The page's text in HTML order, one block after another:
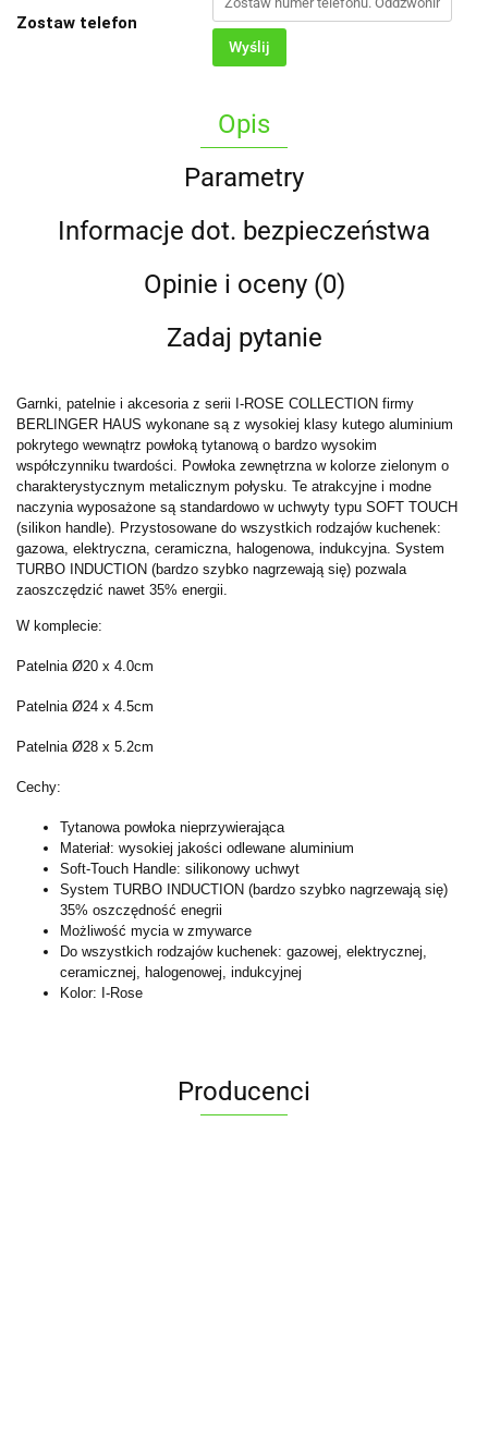
Zostaw telefon
Wyślij
Opis
Parametry
Informacje dot. bezpieczeństwa
Opinie i oceny (0)
Zadaj pytanie
Garnki, patelnie i akcesoria z serii I-ROSE COLLECTION firmy
BERLINGER HAUS wykonane są z wysokiej klasy kutego aluminium
pokrytego wewnątrz powłoką tytanową o bardzo wysokim
współczynniku twardości. Powłoka zewnętrzna w kolorze zielonym o
charakterystycznym metalicznym połysku. Te atrakcyjne i modne
naczynia wyposażone są standardowo w uchwyty typu SOFT TOUCH
(silikon handle). Przystosowane do wszystkich rodzajów kuchenek:
gazowa, elektryczna, ceramiczna, halogenowa, indukcyjna. System
TURBO INDUCTION (bardzo szybko nagrzewają się) pozwala
zaoszczędzić nawet 35% energii.
W komplecie:
Patelnia Ø20 x 4.0cm
Patelnia Ø24 x 4.5cm
Patelnia Ø28 x 5.2cm
Cechy:
Tytanowa powłoka nieprzywierająca
Materiał: wysokiej jakości odlewane aluminium
Soft-Touch Handle: silikonowy uchwyt
System­ TU­RB­O­ I­NDU­CTI­O­N (b­ardz­o­ sz­yb­k­o­ nagrz­ewają si­ę)
35% o­sz­cz­ędno­ść enegri­i­
Możliwość mycia w zmywarce
Do wszystkich rodzajów kuchenek: gazowej, elektrycznej,
ceramicznej, halogenowej, indukcyjnej
Kolor: I-Rose
Producenci